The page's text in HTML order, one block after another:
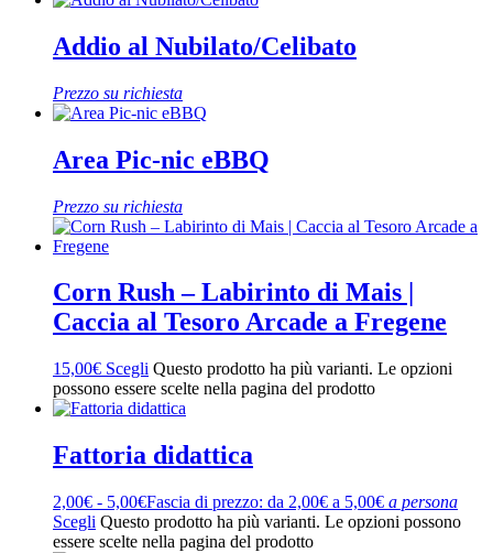
Addio al Nubilato/Celibato
Prezzo su richiesta
Area Pic-nic eBBQ
Prezzo su richiesta
Corn Rush – Labirinto di Mais |
Caccia al Tesoro Arcade a Fregene
15,00€ Scegli Questo prodotto ha più varianti. Le opzioni
possono essere scelte nella pagina del prodotto
Fattoria didattica
2,00€ - 5,00€Fascia di prezzo: da 2,00€ a 5,00€ a persona
Scegli Questo prodotto ha più varianti. Le opzioni possono
essere scelte nella pagina del prodotto